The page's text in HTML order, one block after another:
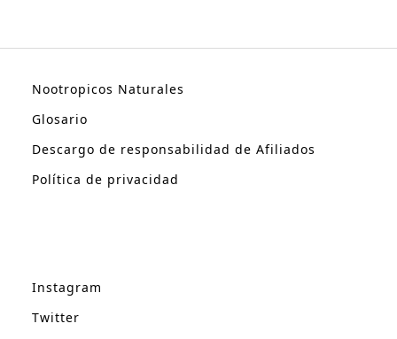
Nootropicos Naturales
Glosario
Descargo de responsabilidad de Afiliados
Política de privacidad
Instagram
Twitter